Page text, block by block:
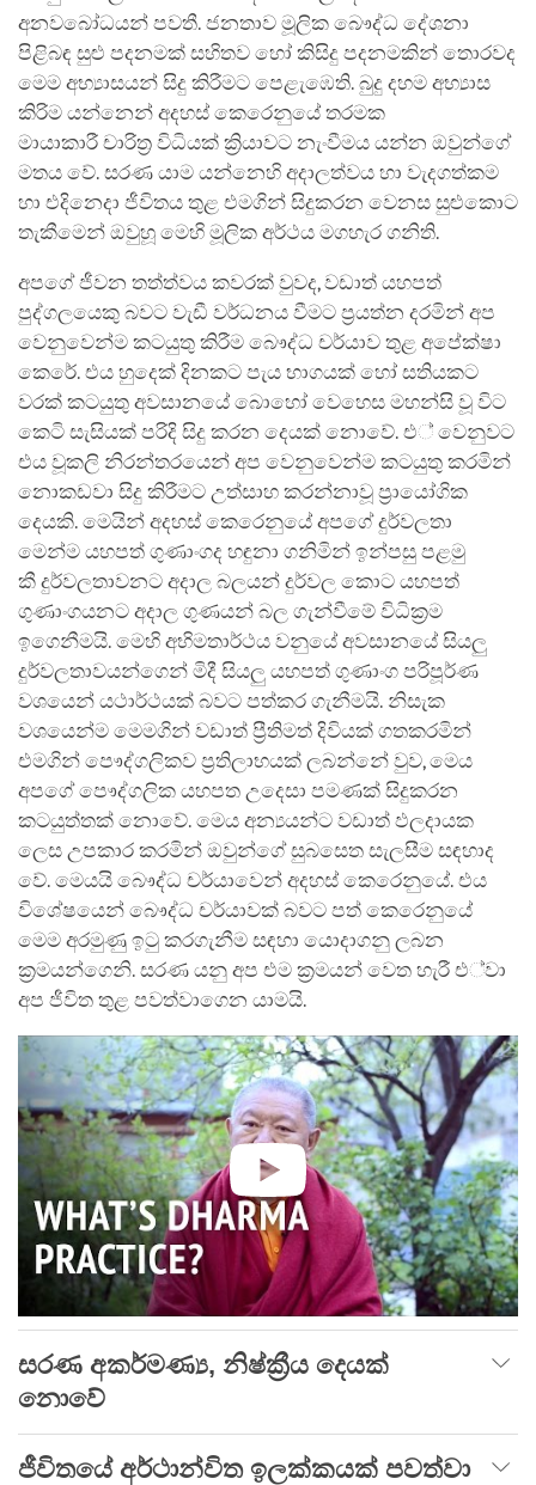
අනවබෝධයන් පවතී. ජනතාව මූලික බෞද්ධ දේශනා
පිළිබඳ සුළු පදනමක් සහිතව හෝ කිසිදු පදනමකින් තොරවද
මෙම අභ්‍යාසයන් සිදු කිරීමට පෙළැඹෙති. බුදු දහම අභ්‍යාස
කිරිම යන්නෙන් අදහස් කෙරෙනුයේ තරමක
මායාකාරී චාරිත්‍ර විධියක් ක්‍රියාවට නැංවීමය යන්න ඔවුන්ගේ
මතය වේ. සරණ යාම යන්නෙහි අදාලත්වය හා වැදගත්කම
හා එදිනෙදා ජීවිතය තුළ එමගින් සිදුකරන වෙනස සුළුකොට
තැකීමෙන් ඔවුහූ මෙහි මූලික අර්ථය මගහැර ගනිති.
අපගේ ජීවන තත්ත්වය කවරක් වුවද, වඩාත් යහපත්
පුද්ගලයෙකු බවට වැඩී වර්ධනය වීමට ප්‍රයත්න දරමින් අප
වෙනුවෙන්ම කටයුතු කිරීම බෞද්ධ චර්යාව තුළ අපේක්ෂා
කෙරේ. එය හුදෙක් දිනකට පැය භාගයක් හෝ සතියකට
වරක් කටයුතු අවසානයේ බොහෝ වෙහෙස මහන්සි වූ විට
කෙටි සැසියක් පරිදි සිදු කරන දෙයක් නොවේ. එ් වෙනුවට
එය වූකලි නිරන්තරයෙන් අප වෙනුවෙන්ම කටයුතු කරමින්
නොකඩවා සිදු කිරීමට උත්සාහ කරන්නාවූ ප්‍රායෝගික
දෙයකි. මෙයින් අදහස් කෙරෙනුයේ අපගේ දුර්වලතා
මෙන්ම යහපත් ගුණාංගද හඳුනා ගනිමින් ඉන්පසු පළමු
කී දුර්වලතාවනට අදාල බලයන් දුර්වල කොට යහපත්
ගුණාංගයනට අදාල ගුණයන් බල ගැන්වීමේ විධික්‍රම
ඉගෙනීමයි. මෙහි අභිමතාර්ථය වනුයේ අවසානයේ සියලු
දුර්වලතාවයන්ගෙන් මිදී සියලු යහපත් ගුණාංග පරිපූර්ණ
වශයෙන් යථාර්ථයක් බවට පත්කර ගැනීමයි. නිසැක
වශයෙන්ම මෙමගින් වඩාත් ප්‍රීතිමත් දිවියක් ගතකරමින්
එමගින් පෞද්ගලිකව ප්‍රතිලාභයක් ලබන්නේ වුව, මෙය
අපගේ පෞද්ගලික යහපත උදෙසා පමණක් සිදුකරන
කටයුත්තක් නොවේ. මෙය අන්‍යයන්ට වඩාත් ඵලදායක
ලෙස උපකාර කරමින් ඔවුන්ගේ සුබසෙත සැලසීම සඳහාද
වේ. මෙයයි බෞද්ධ චර්යාවෙන් අදහස් කෙරෙනුයේ. එය
විශේෂයෙන් බෞද්ධ චර්යාවක් බවට පත් කෙරෙනුයේ
මෙම අරමුණු ඉටු කරගැනීම සඳහා යොදාගනු ලබන
ක්‍රමයන්ගෙනි. සරණ යනු අප එම ක්‍රමයන් වෙත හැරී එ්වා
අප ජීවිත තුළ පවත්වාගෙන යාමයි.
සරණ අකර්මණ්‍ය, නිෂ්ක්‍රීය දෙයක්
නොවේ
ජීවිතයේ අර්ථාන්විත ඉලක්කයක් පවත්වා